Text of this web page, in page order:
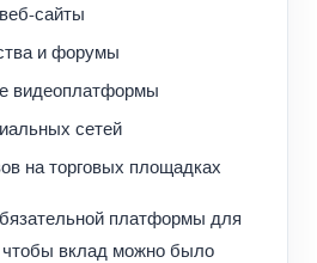
сайты
и форумы
видеоплатформы
сетей
на торговых площадках
платформы для
вклад можно было